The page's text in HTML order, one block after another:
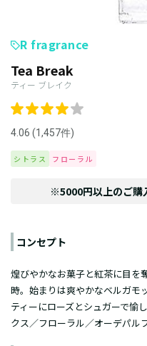
R fragrance
Tea Break
ティー ブレイク
4.06 (1,457件)
シトラス フローラル
※5000円以上のご購
コンセプト
煌びやかなお菓子と紅茶に目を
時。始まりは爽やかなベルガモ
ティーにローズとシュガーで愉
クス／フローラル／オーデパル